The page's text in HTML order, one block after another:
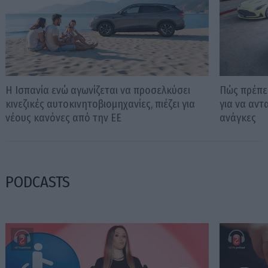
Η Ισπανία ενώ αγωνίζεται να προσελκύσει
κινεζικές αυτοκινητοβιομηχανίες, πιέζει για
νέους κανόνες από την ΕΕ
Πώς
για να
ανάγκες
PODCASTS